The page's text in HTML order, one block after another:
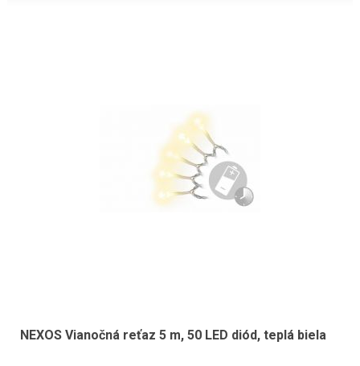
NEXOS Vianočná reťaz 5 m, 50 LED diód, teplá biela